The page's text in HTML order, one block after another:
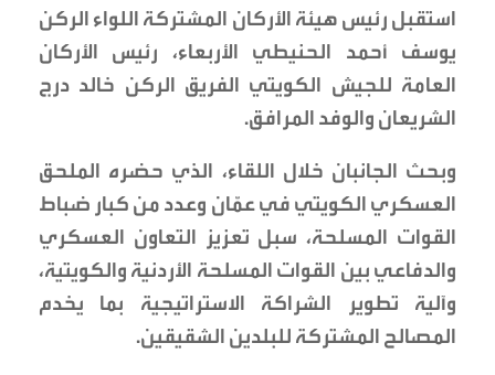
استقبل رئيس هيئة الأركان المشتركة اللواء الركن
يوسف أحمد الحنيطي الأربعاء، رئيس الأركان
العامة للجيش الكويتي الفريق الركن خالد درج
الشريعان والوفد المرافق.
وبحث الجانبان خلال اللقاء، الذي حضره الملحق
العسكري الكويتي في عمّان وعدد من كبار ضباط
القوات المسلحة، سبل تعزيز التعاون العسكري
والدفاعي بين القوات المسلحة الأردنية والكويتية،
وآلية تطوير الشراكة الاستراتيجية بما يخدم
المصالح المشتركة للبلدين الشقيقين.